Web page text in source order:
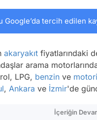
Google’da tercih edilen
akaryakıt fiyatlarındaki
arama
LPG, benzin ve
, Ankara ve İzmir'de
İçeriğin